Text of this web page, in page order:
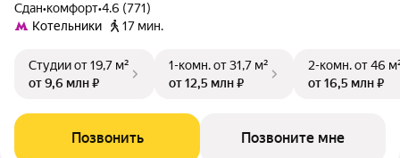
Сдан•комфорт•4.6 (771)
Котельники
17 мин.
Студииот 19,7 м²
от 9,6 млн ₽
1-комн.от 31,7 м²
от 12,5 млн ₽
2-комн.от 46
от 16,5 млн ₽
Позвонить Позвоните мне